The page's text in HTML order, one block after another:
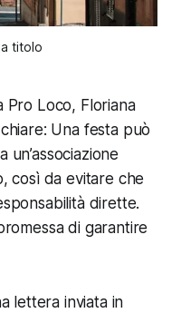
titolo
Pro Loco, Floriana
Una festa può
un’associazione
così da evitare che
dirette.
di garantire
lettera inviata in